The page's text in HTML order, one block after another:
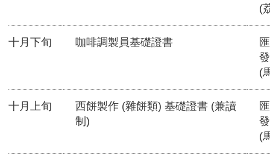
(
十月下旬 咖啡調製員基礎證書
(
十月上旬
西餅製作 (雜餅類) 基礎證書 (兼讀
制)
(